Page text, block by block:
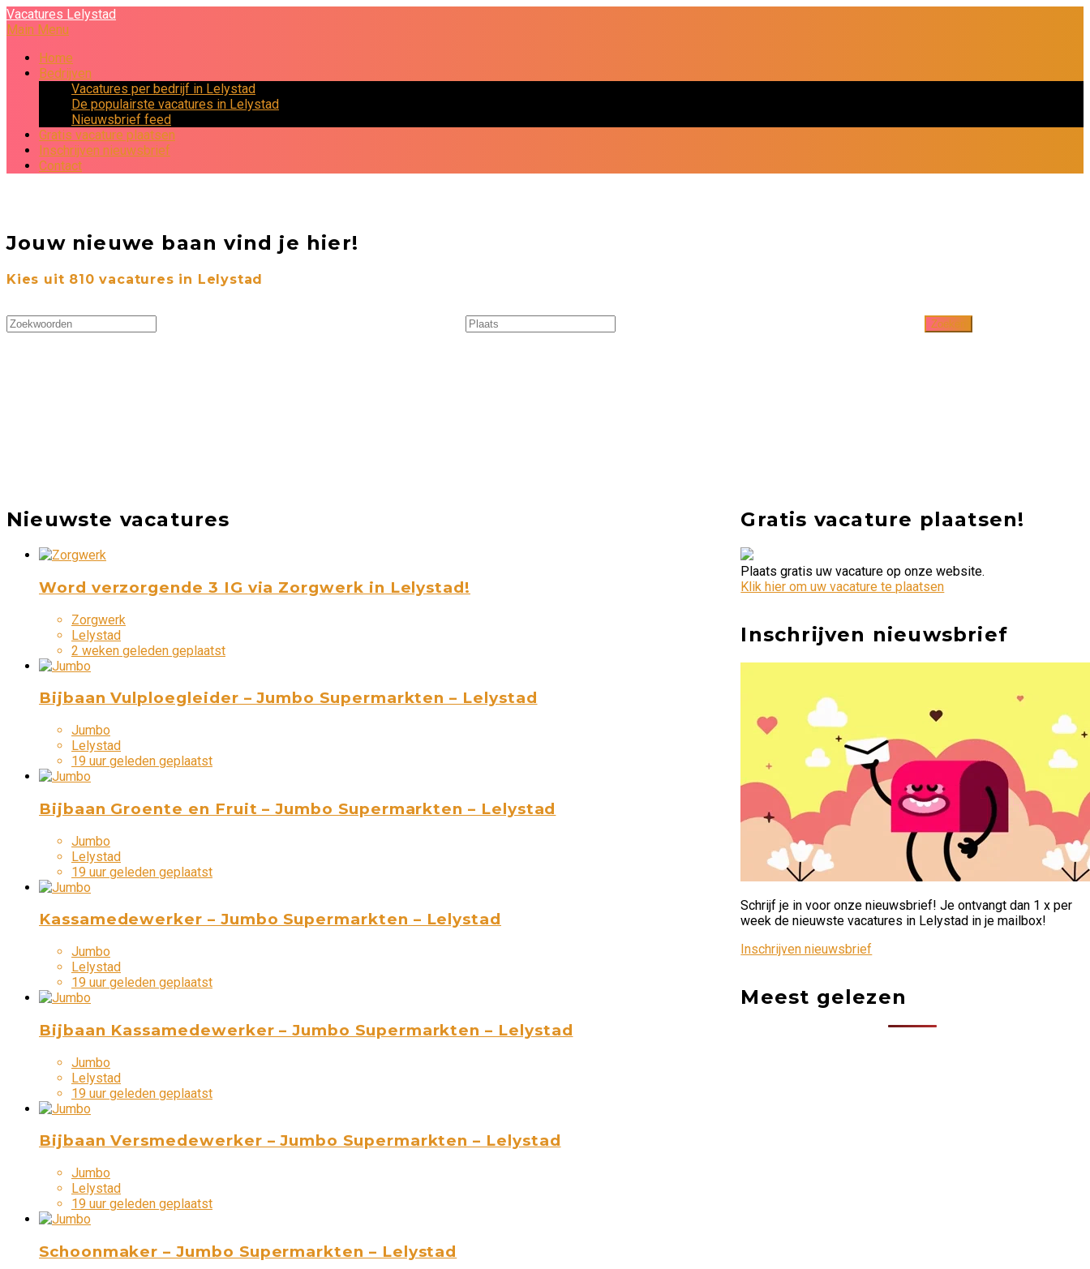
Vacatures Lelystad
Main Menu
Home
Bedrijven
Vacatures per bedrijf in Lelystad
De populairste vacatures in Lelystad
Nieuwsbrief feed
Gratis vacature plaatsen
Inschrijven nieuwsbrief
Contact
Jouw nieuwe baan vind je hier!
Kies uit 810 vacatures in Lelystad
Nieuwste vacatures
Word verzorgende 3 IG via Zorgwerk in Lelystad!
Zorgwerk
Lelystad
2 weken geleden geplaatst
Bijbaan Vulploegleider – Jumbo Supermarkten – Lelystad
Jumbo
Lelystad
19 uur geleden geplaatst
Bijbaan Groente en Fruit – Jumbo Supermarkten – Lelystad
Jumbo
Lelystad
19 uur geleden geplaatst
Kassamedewerker – Jumbo Supermarkten – Lelystad
Jumbo
Lelystad
19 uur geleden geplaatst
Bijbaan Kassamedewerker – Jumbo Supermarkten – Lelystad
Jumbo
Lelystad
19 uur geleden geplaatst
Bijbaan Versmedewerker – Jumbo Supermarkten – Lelystad
Jumbo
Lelystad
19 uur geleden geplaatst
Schoonmaker – Jumbo Supermarkten – Lelystad
Gratis vacature plaatsen!
Plaats gratis uw vacature op onze website.
Klik hier om uw vacature te plaatsen
Inschrijven nieuwsbrief
Schrijf je in voor onze nieuwsbrief! Je ontvangt dan 1 x per
week de nieuwste vacatures in Lelystad in je mailbox!
Inschrijven nieuwsbrief
Meest gelezen